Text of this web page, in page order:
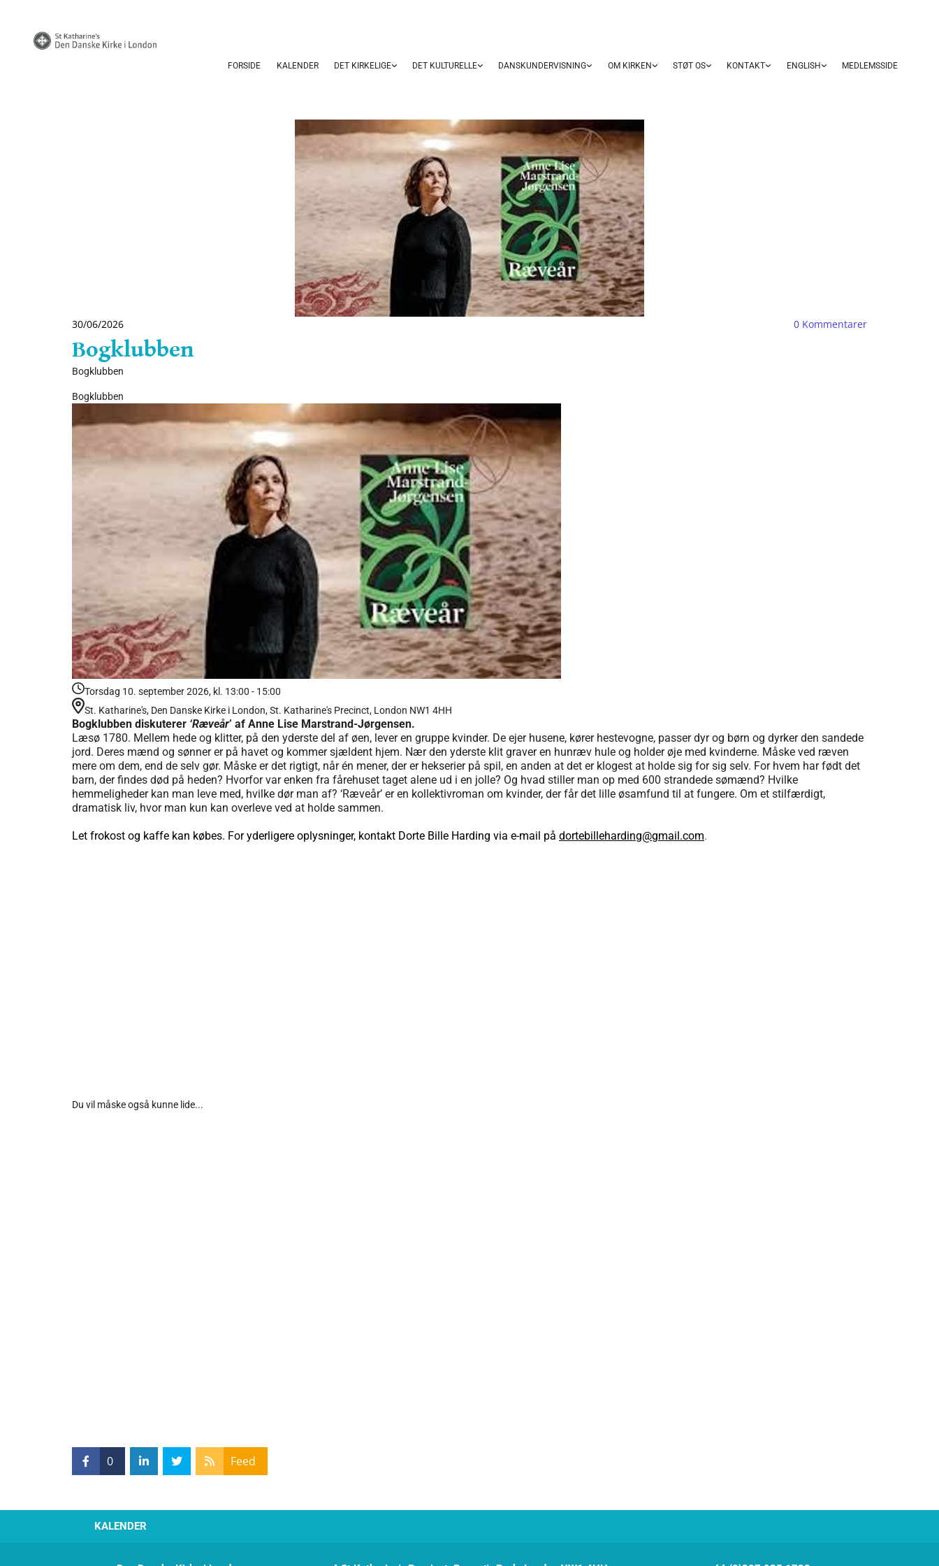
FORSIDE KALENDER DET KIRKELIGE DET KULTURELLE DANSKUNDERVISNING OM KIRKEN STØT OS KONTAKT ENGLISH MEDLEMSSIDE
30/06/2026 0 Kommentarer
Bogklubben
Bogklubben
Bogklubben
Torsdag 10. september 2026, kl. 13:00 - 15:00
St. Katharine's, Den Danske Kirke i London, St. Katharine's Precinct, London NW1 4HH
Bogklubben diskuterer ‘Ræveår’ af Anne Lise Marstrand-Jørgensen.
Læsø 1780. Mellem hede og klitter, på den yderste del af øen, lever en gruppe kvinder. De ejer husene, kører hestevogne, passer dyr og børn og dyrker den sandede
jord. Deres mænd og sønner er på havet og kommer sjældent hjem. Nær den yderste klit graver en hunræv hule og holder øje med kvinderne. Måske ved ræven
mere om dem, end de selv gør. Måske er det rigtigt, når én mener, der er hekserier på spil, en anden at det er klogest at holde sig for sig selv. For hvem har født det
barn, der findes død på heden? Hvorfor var enken fra fårehuset taget alene ud i en jolle? Og hvad stiller man op med 600 strandede sømænd? Hvilke
hemmeligheder kan man leve med, hvilke dør man af? ‘Ræveår’ er en kollektivroman om kvinder, der får det lille øsamfund til at fungere. Om et stilfærdigt,
dramatisk liv, hvor man kun kan overleve ved at holde sammen.
Let frokost og kaffe kan købes. For yderligere oplysninger, kontakt Dorte Bille Harding via e-mail på dortebilleharding@gmail.com.
Du vil måske også kunne lide...
0 Feed
KALENDER